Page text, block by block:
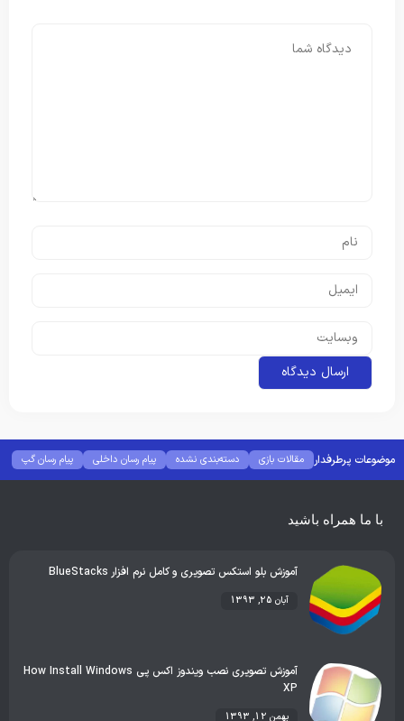
موضوعات پرطرفدار مقالات بازی دسته‌بندی نشده پیام رسان داخلی
پیام رسان گپ
بهترین گجت ها
هوش مصنوعی رفع خطا و ارور
با ما همراه باشید
آموزش بلو استکس تصویری و کامل نرم افزار BlueStacks
آبان 25, 1393
آموزش تصویری نصب ویندوز اکس پی How Install Windows
XP
بهمن 12, 1393